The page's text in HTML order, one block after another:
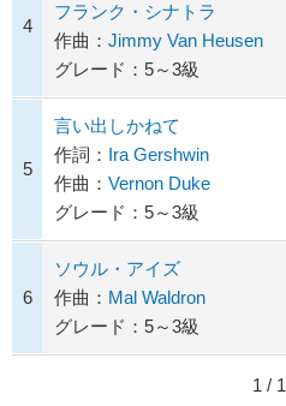
4
フランク・シナトラ
作曲： Jimmy Van Heusen
グレード：5～3級
5
言い出しかねて
作詞： Ira Gershwin
作曲： Vernon Duke
グレード：5～3級
6
ソウル・アイズ
作曲： Mal Waldron
グレード：5～3級
1 / 1